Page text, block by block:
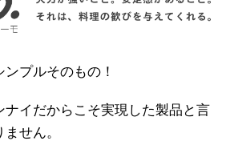
プルそのもの！
ナイだからこそ実現した製品と言
せん。